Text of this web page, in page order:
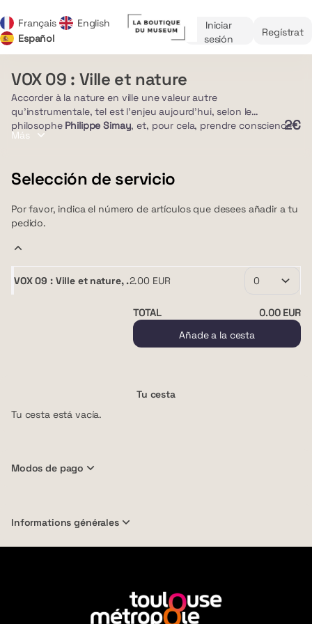
Français
English
Idioma
actual
Español
DiálogoIniciar
sesión
Regístrat
de
items
[VOX
Ville
nature]
des
Savoirs
Jardins
du
Muséum
VOX
09
Ville
et
VOX 09 : Ville et nature
Accorder à la nature en ville une valeur autre
qu'instrumentale, tel est l'enjeu aujourd'hui, selon le
philosophe Philippe Simay, et, pour cela, prendre conscience
de la biodiversité qui nous entoure, même dans un milieu
dimensions et ses enjeux que lesJardins du Muséum
siècle aux paysagistes des jardins suspendus de Singapour, il
est devenu évident qu'elle sera une alliée incontournable pour
attendent
2€
Más
Selección de servicio
Por favor, indica el número de artículos que desees añadir a tu
pedido.
VOX 09 : Ville et nature, .2.00 EUR
TOTAL 0.00 EUR
Añade a la cesta
Tu cesta
Tu cesta está vacía.
Modos de pago
Informations générales